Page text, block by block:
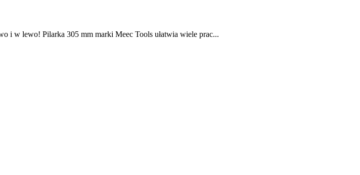
i w lewo! Pilarka 305 mm marki Meec Tools ułatwia wiele prac...